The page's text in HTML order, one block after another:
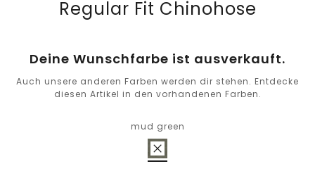
Regular Fit Chinohose
Deine Wunschfarbe ist ausverkauft.
Auch unsere anderen Farben werden dir stehen. Entdecke
diesen Artikel in den vorhandenen Farben.
mud green